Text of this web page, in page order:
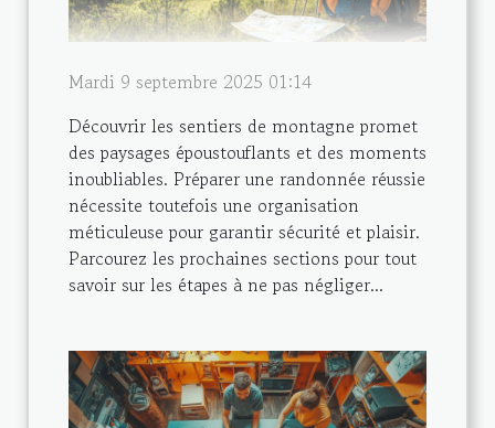
Mardi 9 septembre 2025 01:14
Découvrir les sentiers de montagne promet
des paysages époustouflants et des moments
inoubliables. Préparer une randonnée réussie
nécessite toutefois une organisation
méticuleuse pour garantir sécurité et plaisir.
Parcourez les prochaines sections pour tout
savoir sur les étapes à ne pas négliger...